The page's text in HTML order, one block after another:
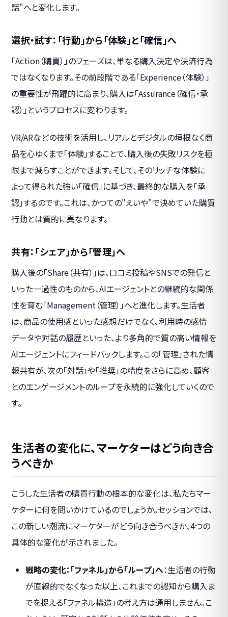
話"へと変化します。
選択・試す：「行動」から「体験」と「確信」へ
「Action（購買）」のフェーズは、単なる購入決定や決済行為
ではなくなります。その前段階である「Experience（体験）」
の重要性が飛躍的に高まり、購入は「Assurance（確信・承
認）」というプロセスに変わります。
VR/ARなどの技術を活用し、リアルとデジタルの垣根なく商
品を心ゆくまで「体験」することで、購入後の失敗リスクを極
限まで減らすことができます。そして、そのリッチな体験に
よって得られた強い「確信」に基づき、最終的な購入を「承
認」するのです。これは、かつての"えいや"で決めていた購買
行動とは質的に異なります。
共有：「シェア」から「管理」へ
購入後の「Share（共有）」は、口コミ投稿やSNSでの発信と
いった一過性のものから、AIエージェントとの継続的な関係
性を育む「Management（管理）」へと進化します。生活者
は、商品の使用感といった感想だけでなく、利用時の感情
データや対話の履歴といった、より多角的で質の高い情報を
AIエージェントにフィードバックします。この「管理」された情
報共有が、次の「対話」や「推奨」の精度をさらに高め、顧客
とのエンゲージメントのループを永続的に強化していくので
す。
生活者の変化に、マーケターはどう向き合
うべきか
こうした生活者の購買行動の根本的な変化は、私たちマー
ケターに何を問いかけているのでしょうか。セッションでは、
この新しい潮流にマーケターがどう向き合うべきか、4つの
具体的な変化が示されました。
戦略の変化：「ファネル」から「ループ」へ：生活者の行動
が直線的でなくなった以上、これまでの認知から購入ま
でを捉える「ファネル構造」の考え方は通用しません。こ